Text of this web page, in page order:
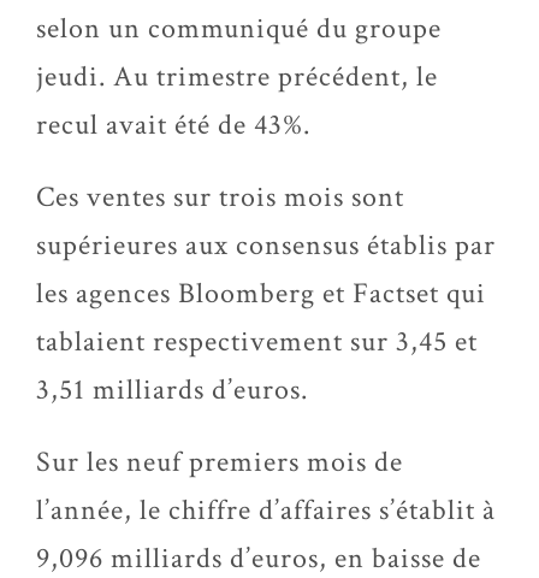
selon un communiqué du groupe
jeudi. Au trimestre précédent, le
recul avait été de 43%.
Ces ventes sur trois mois sont
supérieures aux consensus établis par
les agences Bloomberg et Factset qui
tablaient respectivement sur 3,45 et
3,51 milliards d’euros.
Sur les neuf premiers mois de
l’année, le chiffre d’affaires s’établit à
9,096 milliards d’euros, en baisse de